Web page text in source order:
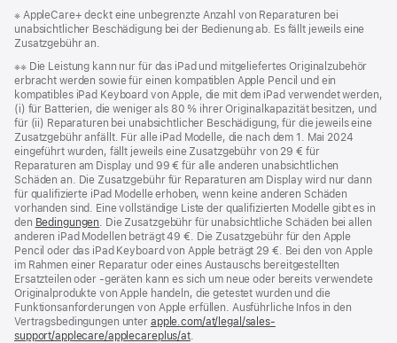
neues
Fenster)
Fußnote
※ AppleCare+ deckt eine unbegrenzte Anzahl von Reparaturen bei
unabsichtlicher Beschädigung bei der Bedienung ab. Es fällt jeweils eine
Zusatzgebühr an.
Fußnote
※※ Die Leistung kann nur für das iPad und mitgeliefertes Originalzubehör
erbracht werden sowie für einen kompatiblen Apple Pencil und ein
kompatibles iPad Keyboard von Apple, die mit dem iPad verwendet werden,
(i) für Batterien, die weniger als 80 % ihrer Originalkapazität besitzen, und
für (ii) Reparaturen bei unabsichtlicher Beschädigung, für die jeweils eine
Zusatzgebühr anfällt. Für alle iPad Modelle, die nach dem 1. Mai 2024
eingeführt wurden, fällt jeweils eine Zusatzgebühr von 29 € für
Reparaturen am Display und 99 € für alle anderen unabsichtlichen
Schäden an. Die Zusatzgebühr für Reparaturen am Display wird nur dann
für qualifizierte iPad Modelle erhoben, wenn keine anderen Schäden
vorhanden sind. Eine vollständige Liste der qualifizierten Modelle gibt es in
den Bedingungen . Die Zusatzgebühr für unabsichtliche Schäden bei allen
anderen iPad Modellen beträgt 49 €. Die Zusatzgebühr für den Apple
Pencil oder das iPad Keyboard von Apple beträgt 29 €. Bei den von Apple
im Rahmen einer Reparatur oder eines Austauschs bereitgestellten
Ersatzteilen oder ‑geräten kann es sich um neue oder bereits verwendete
Originalprodukte von Apple handeln, die getestet wurden und die
Funktions­anforderungen von Apple erfüllen. Ausführliche Infos in den
Vertragsbedingungen unter apple.com/at/legal/sales-
support/applecare/applecareplus/at.